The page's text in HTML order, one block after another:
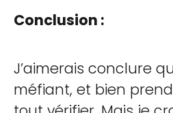
Conclusion :
J’aimerais conclure
méfiant, et bien